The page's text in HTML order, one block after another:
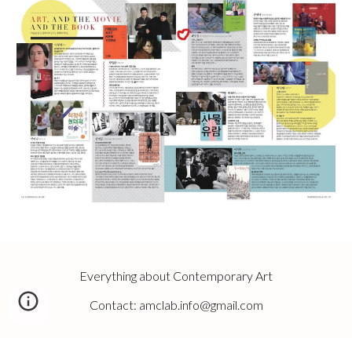
Everything about Contemporary Art
Contact: amclab.info@gmail.com